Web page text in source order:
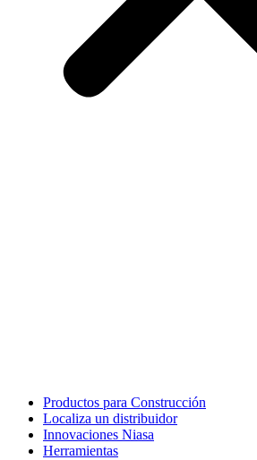
Productos para Construcción
Localiza un distribuidor
Innovaciones Niasa
Herramientas